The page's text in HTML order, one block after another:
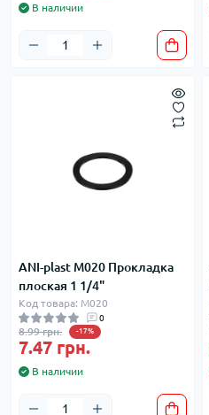
В наличии
ANI-plast М020 Прокладка
плоская 1 1/4"
Код товара: М020
0
8.99 грн. -17%
7.47 грн.
В наличии